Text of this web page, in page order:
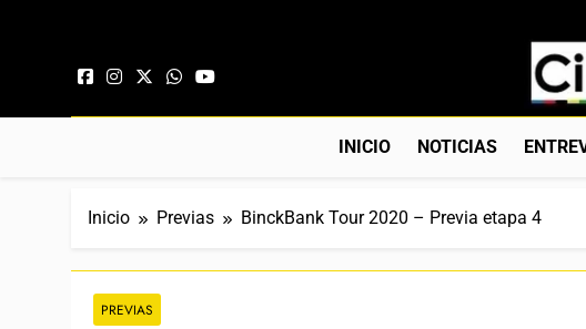
Web
INICIO NOTICIAS
Inicio Previas BinckBank Tour 2020 – Previa etapa 4
PREVIAS